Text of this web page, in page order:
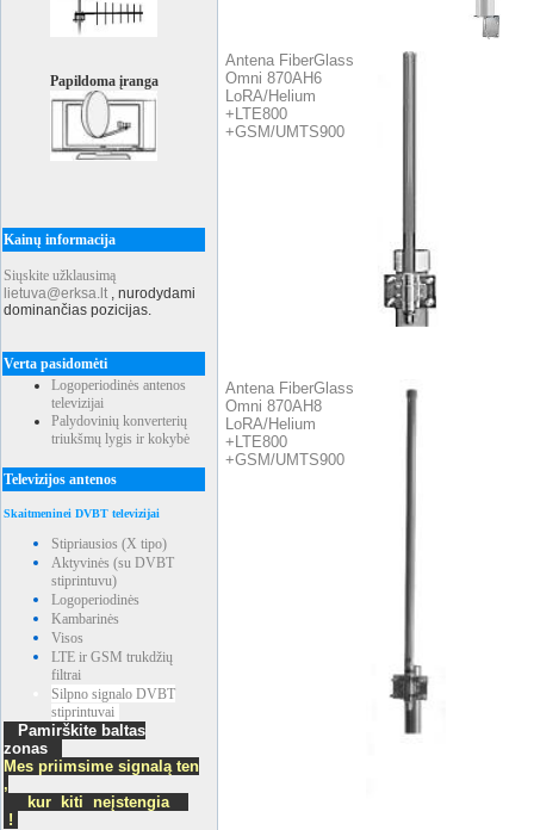
Papildoma įranga
Kainų informacija
Siųskite užklausimą
lietuva@erksa.lt , nurodydami
dominančias pozicijas.
Verta pasidomėti
Logoperiodinės antenos
televizijai
Palydovinių konverterių
triukšmų lygis ir kokybė
Televizijos antenos
Skaitmeninei DVBT televizijai
Stipriausios (X tipo)
Aktyvinės (su DVBT
stiprintuvu)
Logoperiodinės
Kambarinės
Visos
LTE ir GSM trukdžių
filtrai
Silpno signalo DVBT
stiprintuvai
Pamirškite baltas
zonas
Mes priimsime signalą ten
,
kur kiti neįstengia
!
Antena FiberGlass
Omni 870AH6
LoRA/Helium
+LTE800
+GSM/UMTS900
Antena FiberGlass
Omni 870AH8
LoRA/Helium
+LTE800
+GSM/UMTS900